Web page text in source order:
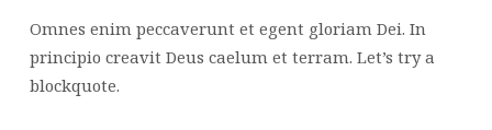
Omnes enim peccaverunt et egent gloriam Dei. In
principio creavit Deus caelum et terram. Let’s try a
blockquote.